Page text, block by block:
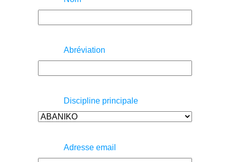
Abréviation
Discipline principale
Adresse email